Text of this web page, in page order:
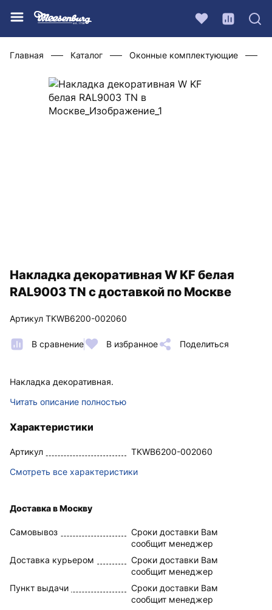
Главная Каталог Оконные комплектующие
Накладка декоративная W KF белая
RAL9003 TN с доставкой по Москве
Артикул TKWB6200-002060
В сравнение В избранное Поделиться
Накладка декоративная.
Читать описание полностью
Характеристики
Артикул
TKWB6200-002060
Смотреть все характеристики
Доставка в Москву
Самовывоз
Сроки доставки Вам
сообщит менеджер
Доставка курьером
Сроки доставки Вам
сообщит менеджер
Пункт выдачи
Сроки доставки Вам
сообщит менеджер